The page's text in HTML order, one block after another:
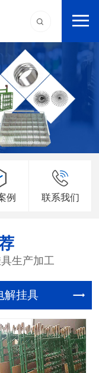
例 联系我们
生产加工
解挂具